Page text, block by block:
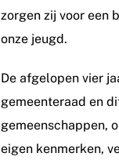
zorgen zij voor een
onze jeugd.
De afgelopen vier
gemeenteraad en
gemeenschappen,
eigen kenmerken,